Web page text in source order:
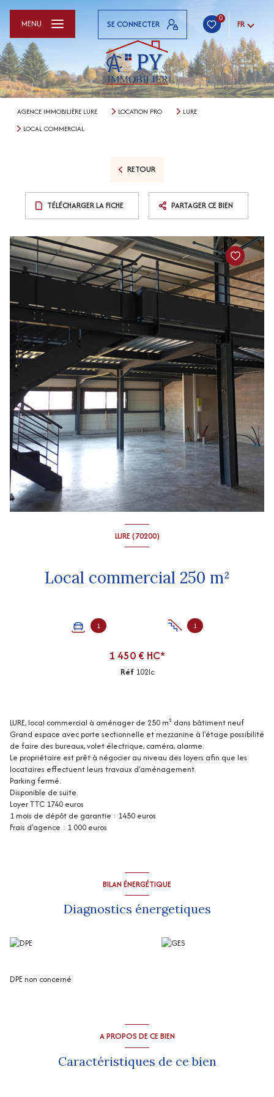
SE CONNECTER
0
FR
MENU
AGENCE IMMOBILIÈRE LURE LOCATION PRO
LURE
LOCAL COMMERCIAL
RETOUR
TÉLÉCHARGER LA FICHE PARTAGER CE BIEN
LURE (70200)
Local commercial 250 m²
1 1
1 450 € HC*
Réf 102lc
LURE, local commercial à aménager de 250 m² dans bâtiment neuf
Grand espace avec porte sectionnelle et mezzanine à l'étage possibilité
de faire des bureaux, volet électrique, caméra, alarme.
Le propriétaire est prêt à négocier au niveau des loyers afin que les
locataires effectuent leurs travaux d'aménagement.
Parking fermé.
Disponible de suite.
Loyer TTC 1740 euros
1 mois de dépôt de garantie : 1450 euros
Frais d'agence : 1 000 euros
BILAN ÉNERGÉTIQUE
Diagnostics énergetiques
DPE non concerné
A PROPOS DE CE BIEN
Caractéristiques de ce bien